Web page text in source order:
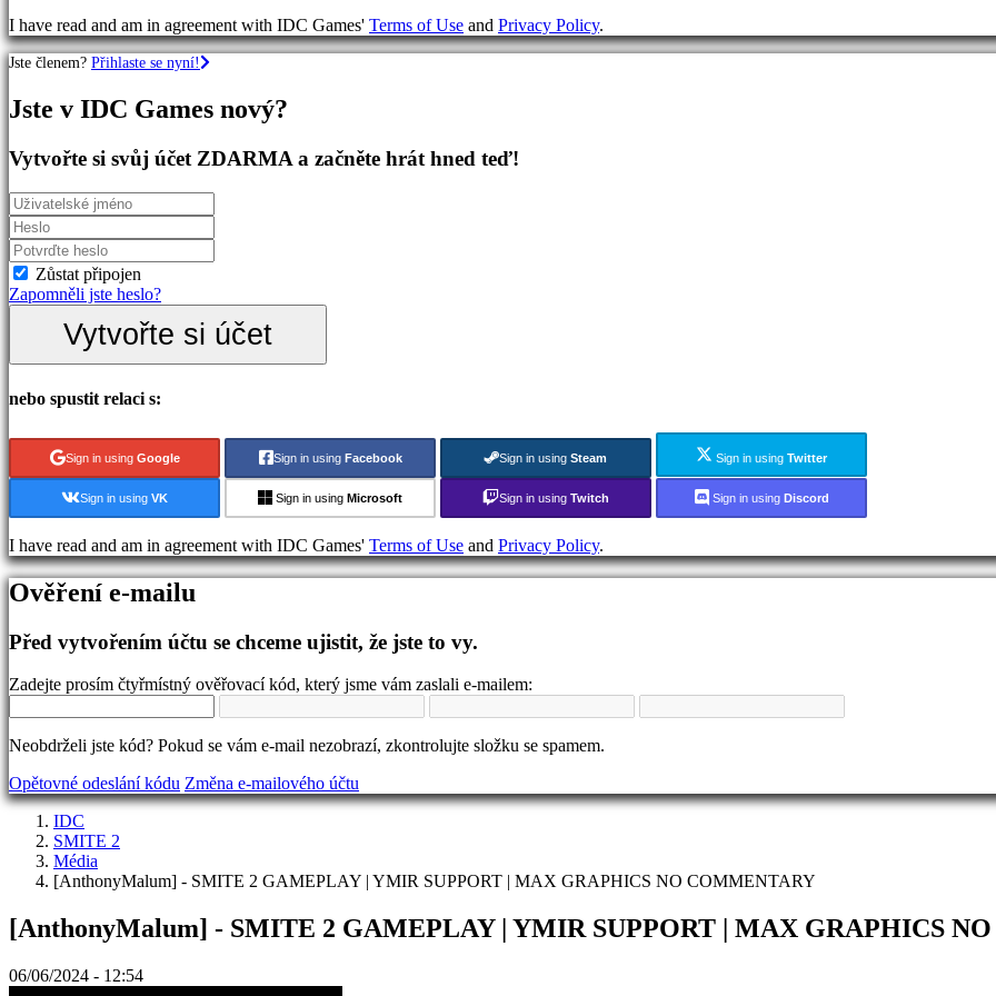
hry
Sportovní
hry
Racing
Casual
Indie
games
games
Puzzle
games
games
Demo
Komunita
Gameplay
Události
Zprávy
Média
Průvodci
Gifts
Plays
Účet
Registrovat
Přihlásit
se
jste
Změna
I have read and am in agreement with IDC Games' Terms of Use and Privacy Policy.
Jste členem? Přihlaste se nyní!
Jste v IDC Games nový?
Vytvořte si svůj účet ZDARMA a začněte hrát hned teď!
Zůstat připojen
Zapomněli jste heslo?
Vytvořte si účet
nebo spustit relaci s:
Sign in using Google Sign in using Facebook Sign in using Steam Sign in using Twitter
Sign in using VK Sign in using Microsoft Sign in using Twitch Sign in using Discord
I have read and am in agreement with IDC Games' Terms of Use and Privacy Policy.
Ověření e-mailu
Před vytvořením účtu se chceme ujistit, že jste to vy.
Zadejte prosím čtyřmístný ověřovací kód, který jsme vám zaslali e-mailem:
Neobdrželi jste kód? Pokud se vám e-mail nezobrazí, zkontrolujte složku se spamem.
Opětovné odeslání kódu Změna e-mailového účtu
IDC
SMITE 2
Média
[AnthonyMalum] - SMITE 2 GAMEPLAY | YMIR SUPPORT | MAX GRAPHICS NO COMMENTARY
[AnthonyMalum] - SMITE 2 GAMEPLAY | YMIR SUPPORT | MAX GRAPHICS
06/06/2024 - 12:54